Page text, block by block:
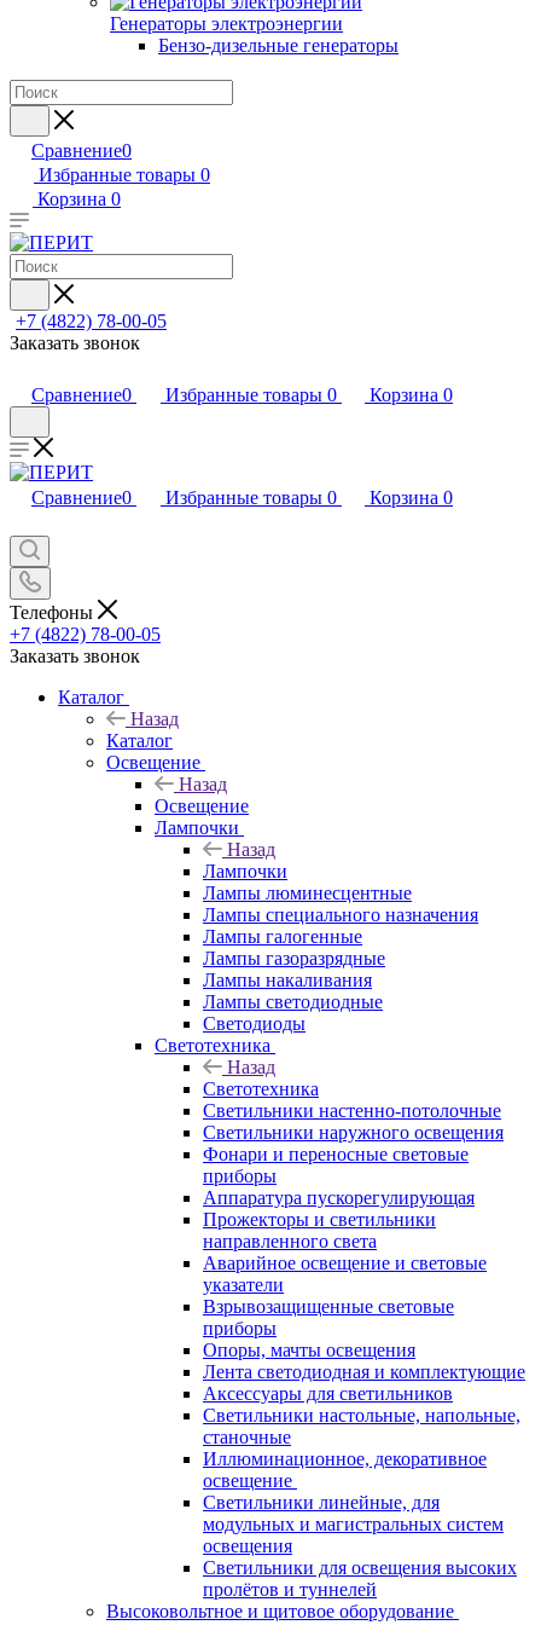
Генераторы электроэнергии
Бензо-дизельные генераторы
Сравнение0
Избранные товары 0
Корзина 0
+7 (4822) 78-00-05
Заказать звонок
Сравнение0 Избранные товары 0 Корзина 0
Сравнение0 Избранные товары 0 Корзина 0
Телефоны
+7 (4822) 78-00-05
Заказать звонок
Каталог
Назад
Каталог
Освещение
Назад
Освещение
Лампочки
Назад
Лампочки
Лампы люминесцентные
Лампы специального назначения
Лампы галогенные
Лампы газоразрядные
Лампы накаливания
Лампы светодиодные
Светодиоды
Светотехника
Назад
Светотехника
Светильники настенно-потолочные
Светильники наружного освещения
Фонари и переносные световые
приборы
Аппаратура пускорегулирующая
Прожекторы и светильники
направленного света
Аварийное освещение и световые
указатели
Взрывозащищенные световые
приборы
Опоры, мачты освещения
Лента светодиодная и комплектующие
Аксессуары для светильников
Светильники настольные, напольные,
станочные
Иллюминационное, декоративное
освещение
Светильники линейные, для
модульных и магистральных систем
освещения
Светильники для освещения высоких
пролётов и туннелей
Высоковольтное и щитовое оборудование